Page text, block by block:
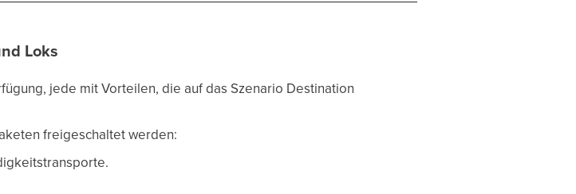
Loks
jede mit Vorteilen, die auf das Szenario Destination
freigeschaltet werden: